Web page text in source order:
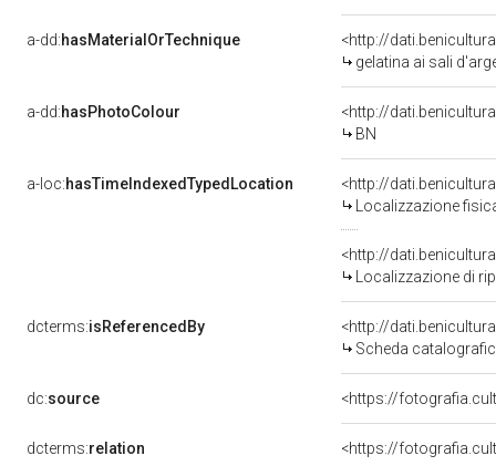
a-dd:hasMaterialOrTechnique
<http://
gelatina ai sali
a-dd:hasPhotoColour
<http://
BN
a-loc:hasTimeIndexedTypedLocation
Localizzazione
<http://
Localizzazione di
dcterms:isReferencedBy
<http://
Scheda
dc:source <https://
dcterms:relation <https://